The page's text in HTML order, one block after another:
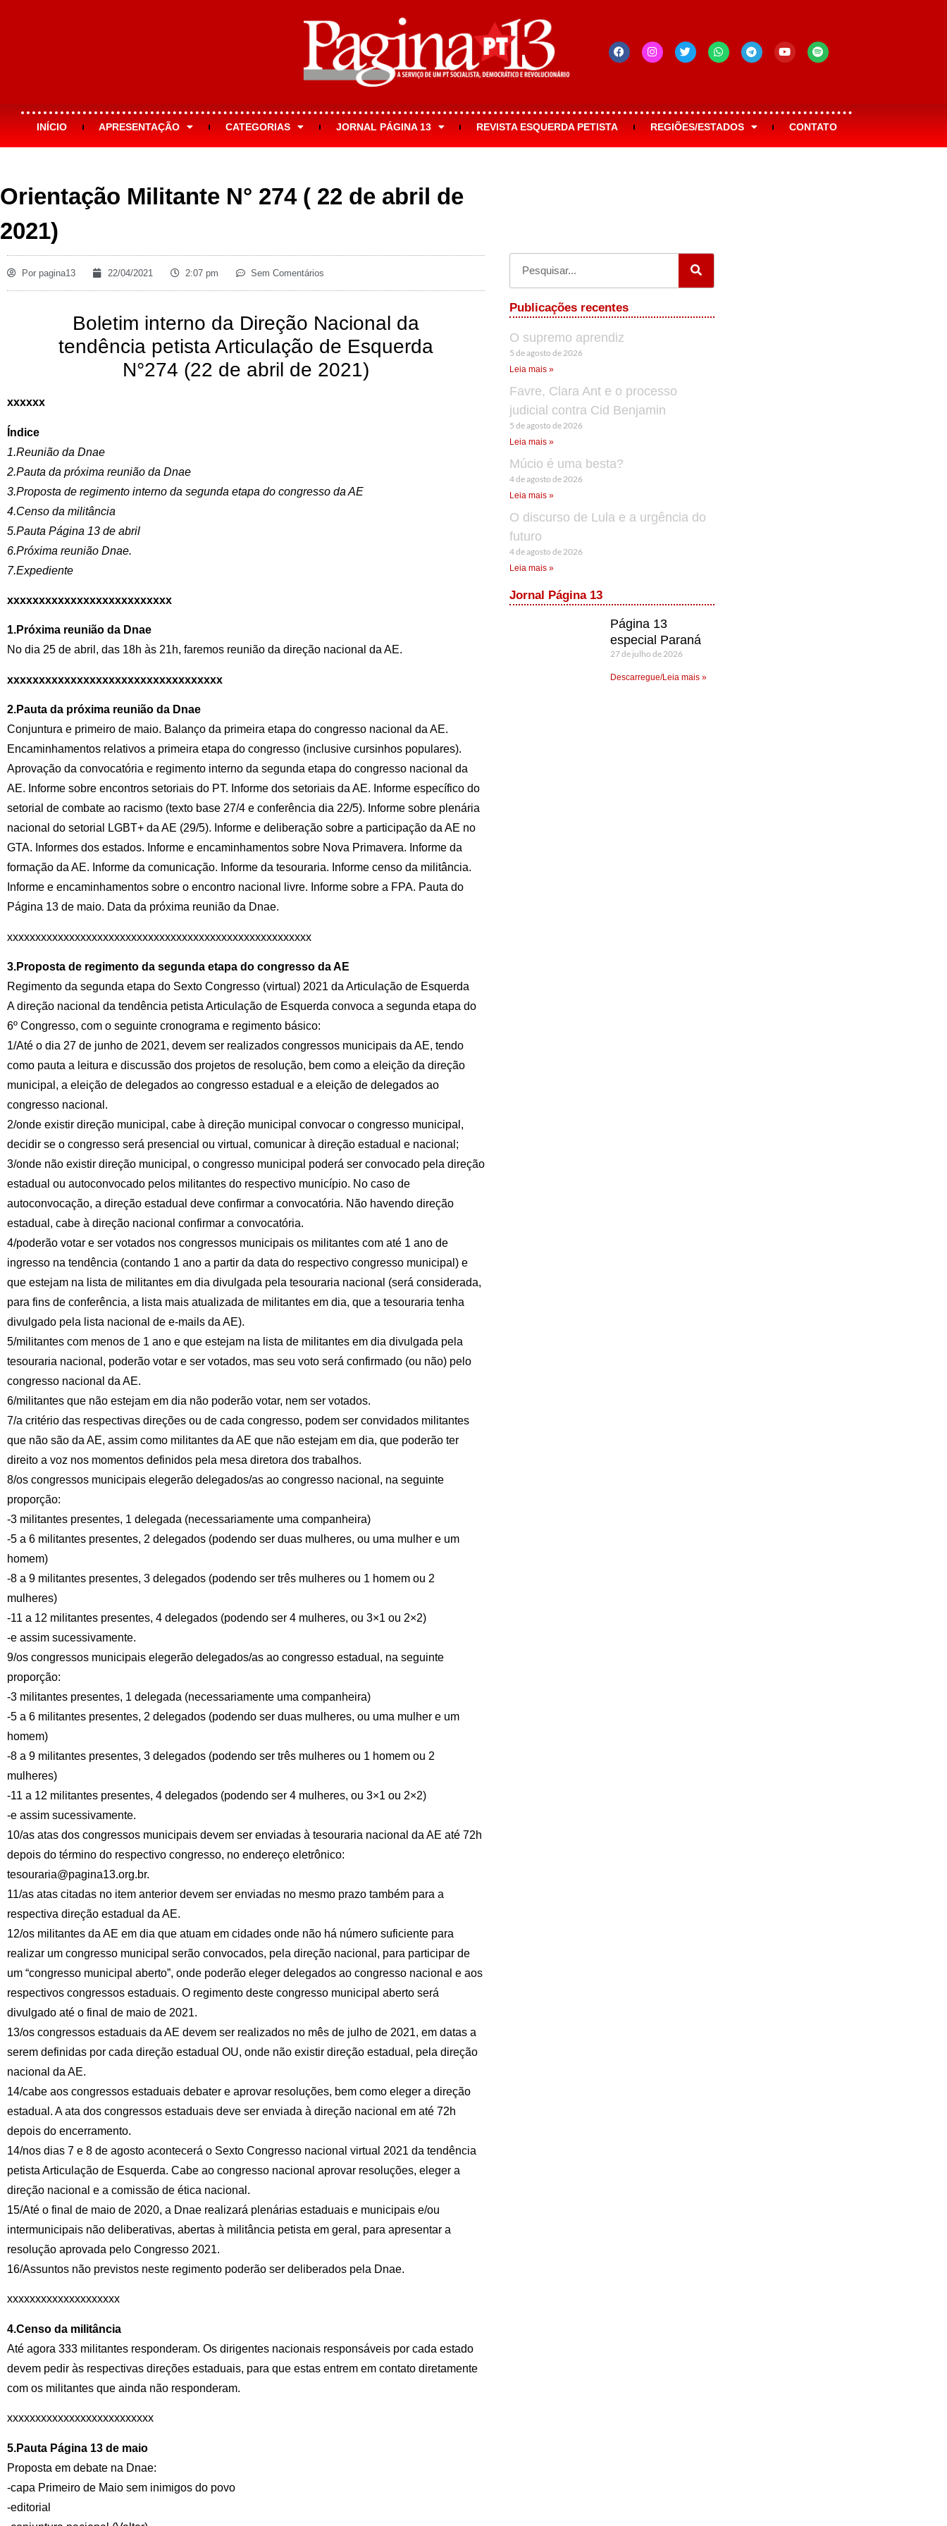
INÍCIO APRESENTAÇÃO CATEGORIAS JORNAL PÁGINA 13 REVISTA ESQUERDA PETISTA REGIÕES/ESTADOS CONTATO
Orientação Militante N° 274 ( 22 de abril de
2021)
Por pagina13 22/04/2021 2:07 pm Sem Comentários
Boletim interno da Direção Nacional da
tendência petista Articulação de Esquerda
N°274 (22 de abril de 2021)
xxxxxx
Índice
1.Reunião da Dnae
2.Pauta da próxima reunião da Dnae
3.Proposta de regimento interno da segunda etapa do congresso da AE
4.Censo da militância
5.Pauta Página 13 de abril
6.Próxima reunião Dnae.
7.Expediente
xxxxxxxxxxxxxxxxxxxxxxxxxx
1.Próxima reunião da Dnae
No dia 25 de abril, das 18h às 21h, faremos reunião da direção nacional da AE.
xxxxxxxxxxxxxxxxxxxxxxxxxxxxxxxxxx
2.Pauta da próxima reunião da Dnae
Conjuntura e primeiro de maio. Balanço da primeira etapa do congresso nacional da AE.
Encaminhamentos relativos a primeira etapa do congresso (inclusive cursinhos populares).
Aprovação da convocatória e regimento interno da segunda etapa do congresso nacional da
AE. Informe sobre encontros setoriais do PT. Informe dos setoriais da AE. Informe específico do
setorial de combate ao racismo (texto base 27/4 e conferência dia 22/5). Informe sobre plenária
nacional do setorial LGBT+ da AE (29/5). Informe e deliberação sobre a participação da AE no
GTA. Informes dos estados. Informe e encaminhamentos sobre Nova Primavera. Informe da
formação da AE. Informe da comunicação. Informe da tesouraria. Informe censo da militância.
Informe e encaminhamentos sobre o encontro nacional livre. Informe sobre a FPA. Pauta do
Página 13 de maio. Data da próxima reunião da Dnae.
xxxxxxxxxxxxxxxxxxxxxxxxxxxxxxxxxxxxxxxxxxxxxxxxxxxxxx
3.Proposta de regimento da segunda etapa do congresso da AE
Regimento da segunda etapa do Sexto Congresso (virtual) 2021 da Articulação de Esquerda
A direção nacional da tendência petista Articulação de Esquerda convoca a segunda etapa do
6º Congresso, com o seguinte cronograma e regimento básico:
1/Até o dia 27 de junho de 2021, devem ser realizados congressos municipais da AE, tendo
como pauta a leitura e discussão dos projetos de resolução, bem como a eleição da direção
municipal, a eleição de delegados ao congresso estadual e a eleição de delegados ao
congresso nacional.
2/onde existir direção municipal, cabe à direção municipal convocar o congresso municipal,
decidir se o congresso será presencial ou virtual, comunicar à direção estadual e nacional;
3/onde não existir direção municipal, o congresso municipal poderá ser convocado pela direção
estadual ou autoconvocado pelos militantes do respectivo município. No caso de
autoconvocação, a direção estadual deve confirmar a convocatória. Não havendo direção
estadual, cabe à direção nacional confirmar a convocatória.
4/poderão votar e ser votados nos congressos municipais os militantes com até 1 ano de
ingresso na tendência (contando 1 ano a partir da data do respectivo congresso municipal) e
que estejam na lista de militantes em dia divulgada pela tesouraria nacional (será considerada,
para fins de conferência, a lista mais atualizada de militantes em dia, que a tesouraria tenha
divulgado pela lista nacional de e-mails da AE).
5/militantes com menos de 1 ano e que estejam na lista de militantes em dia divulgada pela
tesouraria nacional, poderão votar e ser votados, mas seu voto será confirmado (ou não) pelo
congresso nacional da AE.
6/militantes que não estejam em dia não poderão votar, nem ser votados.
7/a critério das respectivas direções ou de cada congresso, podem ser convidados militantes
que não são da AE, assim como militantes da AE que não estejam em dia, que poderão ter
direito a voz nos momentos definidos pela mesa diretora dos trabalhos.
8/os congressos municipais elegerão delegados/as ao congresso nacional, na seguinte
proporção:
-3 militantes presentes, 1 delegada (necessariamente uma companheira)
-5 a 6 militantes presentes, 2 delegados (podendo ser duas mulheres, ou uma mulher e um
homem)
-8 a 9 militantes presentes, 3 delegados (podendo ser três mulheres ou 1 homem ou 2
mulheres)
-11 a 12 militantes presentes, 4 delegados (podendo ser 4 mulheres, ou 3×1 ou 2×2)
-e assim sucessivamente.
9/os congressos municipais elegerão delegados/as ao congresso estadual, na seguinte
proporção:
-3 militantes presentes, 1 delegada (necessariamente uma companheira)
-5 a 6 militantes presentes, 2 delegados (podendo ser duas mulheres, ou uma mulher e um
homem)
-8 a 9 militantes presentes, 3 delegados (podendo ser três mulheres ou 1 homem ou 2
mulheres)
-11 a 12 militantes presentes, 4 delegados (podendo ser 4 mulheres, ou 3×1 ou 2×2)
-e assim sucessivamente.
10/as atas dos congressos municipais devem ser enviadas à tesouraria nacional da AE até 72h
depois do término do respectivo congresso, no endereço eletrônico:
tesouraria@pagina13.org.br.
11/as atas citadas no item anterior devem ser enviadas no mesmo prazo também para a
respectiva direção estadual da AE.
12/os militantes da AE em dia que atuam em cidades onde não há número suficiente para
realizar um congresso municipal serão convocados, pela direção nacional, para participar de
um “congresso municipal aberto”, onde poderão eleger delegados ao congresso nacional e aos
respectivos congressos estaduais. O regimento deste congresso municipal aberto será
divulgado até o final de maio de 2021.
13/os congressos estaduais da AE devem ser realizados no mês de julho de 2021, em datas a
serem definidas por cada direção estadual OU, onde não existir direção estadual, pela direção
nacional da AE.
14/cabe aos congressos estaduais debater e aprovar resoluções, bem como eleger a direção
estadual. A ata dos congressos estaduais deve ser enviada à direção nacional em até 72h
depois do encerramento.
14/nos dias 7 e 8 de agosto acontecerá o Sexto Congresso nacional virtual 2021 da tendência
petista Articulação de Esquerda. Cabe ao congresso nacional aprovar resoluções, eleger a
direção nacional e a comissão de ética nacional.
15/Até o final de maio de 2020, a Dnae realizará plenárias estaduais e municipais e/ou
intermunicipais não deliberativas, abertas à militância petista em geral, para apresentar a
resolução aprovada pelo Congresso 2021.
16/Assuntos não previstos neste regimento poderão ser deliberados pela Dnae.
xxxxxxxxxxxxxxxxxxxx
4.Censo da militância
Até agora 333 militantes responderam. Os dirigentes nacionais responsáveis por cada estado
devem pedir às respectivas direções estaduais, para que estas entrem em contato diretamente
com os militantes que ainda não responderam.
xxxxxxxxxxxxxxxxxxxxxxxxxx
5.Pauta Página 13 de maio
Proposta em debate na Dnae:
-capa Primeiro de Maio sem inimigos do povo
-editorial
Publicações recentes
O supremo aprendiz
5 de agosto de 2026
Leia mais »
Favre, Clara Ant e o processo
judicial contra Cid Benjamin
5 de agosto de 2026
Leia mais »
Múcio é uma besta?
4 de agosto de 2026
Leia mais »
O discurso de Lula e a urgência do
futuro
4 de agosto de 2026
Leia mais »
Jornal Página 13
Página 13
especial Paraná
27 de julho de 2026
Descarregue/Leia mais »